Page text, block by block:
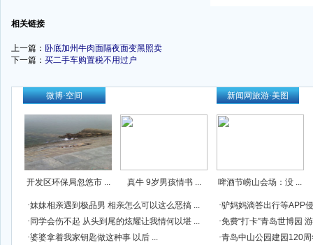
相关链接
上一篇： 卧底加州牛肉面隔夜面变黑照卖
下一篇： 买二手车购置税不用过户